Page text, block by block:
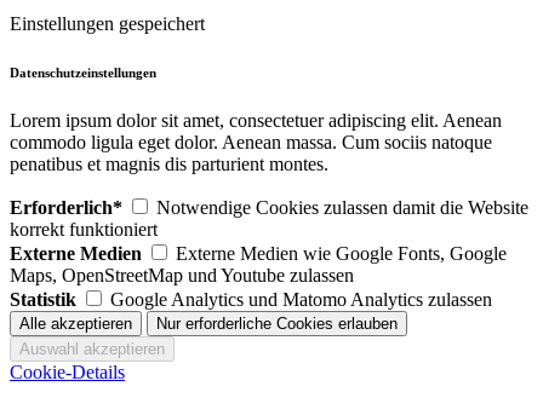
Einstellungen gespeichert
Datenschutzeinstellungen
Lorem ipsum dolor sit amet, consectetuer adipiscing elit. Aenean
commodo ligula eget dolor. Aenean massa. Cum sociis natoque
penatibus et magnis dis parturient montes.
Erforderlich*
Notwendige Cookies zulassen damit die Website
korrekt funktioniert
Externe Medien
Externe Medien wie Google Fonts, Google
Maps, OpenStreetMap und Youtube zulassen
Statistik
Google Analytics und Matomo Analytics zulassen
Cookie-Details